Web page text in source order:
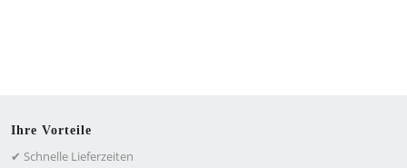
Ihre Vorteile
✔ Schnelle Lieferzeiten